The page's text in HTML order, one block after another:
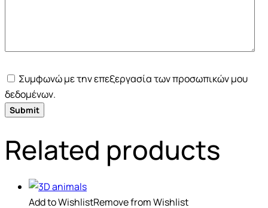
Συμφωνώ με την επεξεργασία των προσωπικών μου
δεδομένων.
Related products
Add to WishlistRemove from Wishlist